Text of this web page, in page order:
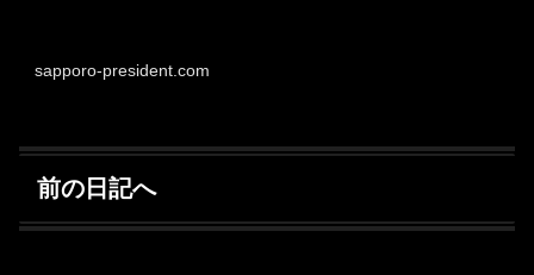
sapporo-president.com
前の日記へ